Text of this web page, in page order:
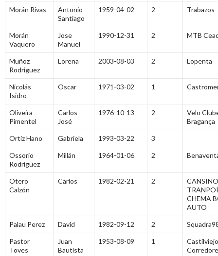
Morán Rivas
Antonio
Santiago
1959-04-02 2 Trabazos
Morán
Vaquero
Jose
Manuel
1990-12-31 2 MTB
Muñoz
Rodriguez
Lorena 2003-08-03 2 Lopenta
Nicolás
Isidro
Oscar 1971-03-02 1
Oliveira
Pimentel
Carlos
José
1976-10-13 2
Velo
Bragança
Ortiz Hano Gabriela 1993-03-22 3
Ossorio
Rodriguez
Millán 1964-01-06 2
Otero
Calzón
Carlos 1982-02-21 2
CHEMA
AUTO
Palau Perez David 1982-09-12 2
Pastor
Toves
Juan
Bautista
1953-08-09 1